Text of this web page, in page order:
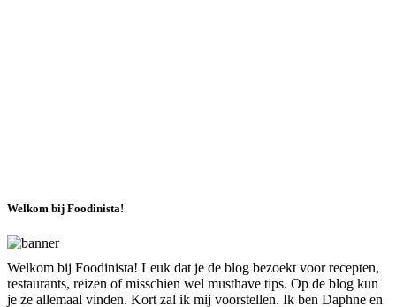
Welkom bij Foodinista!
Welkom bij Foodinista! Leuk dat je de blog bezoekt voor recepten,
restaurants, reizen of misschien wel musthave tips. Op de blog kun
je ze allemaal vinden. Kort zal ik mij voorstellen. Ik ben Daphne en